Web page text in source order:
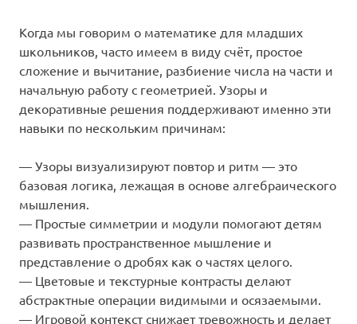
Когда мы говорим о математике для младших
школьников, часто имеем в виду счёт, простое
сложение и вычитание, разбиение числа на части и
начальную работу с геометрией. Узоры и
декоративные решения поддерживают именно эти
навыки по нескольким причинам:
— Узоры визуализируют повтор и ритм — это
базовая логика, лежащая в основе алгебраического
мышления.
— Простые симметрии и модули помогают детям
развивать пространственное мышление и
представление о дробях как о частях целого.
— Цветовые и текстурные контрасты делают
абстрактные операции видимыми и осязаемыми.
— Игровой контекст снижает тревожность и делает